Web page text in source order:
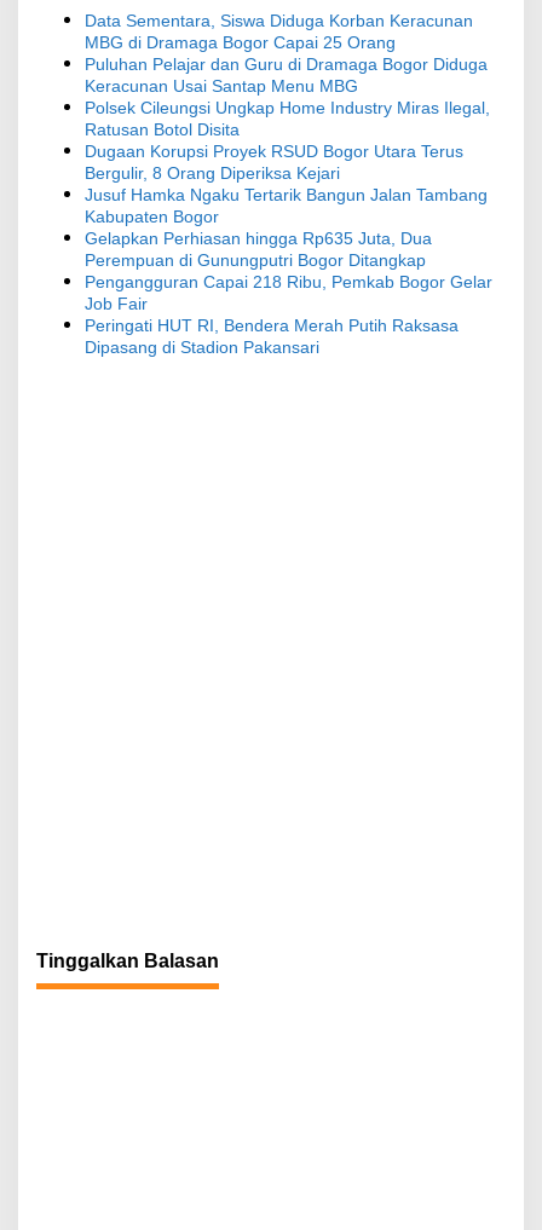
Data Sementara, Siswa Diduga Korban Keracunan
MBG di Dramaga Bogor Capai 25 Orang
Puluhan Pelajar dan Guru di Dramaga Bogor Diduga
Keracunan Usai Santap Menu MBG
Polsek Cileungsi Ungkap Home Industry Miras Ilegal,
Ratusan Botol Disita
Dugaan Korupsi Proyek RSUD Bogor Utara Terus
Bergulir, 8 Orang Diperiksa Kejari
Jusuf Hamka Ngaku Tertarik Bangun Jalan Tambang
Kabupaten Bogor
Gelapkan Perhiasan hingga Rp635 Juta, Dua
Perempuan di Gunungputri Bogor Ditangkap
Pengangguran Capai 218 Ribu, Pemkab Bogor Gelar
Job Fair
Peringati HUT RI, Bendera Merah Putih Raksasa
Dipasang di Stadion Pakansari
Tinggalkan Balasan